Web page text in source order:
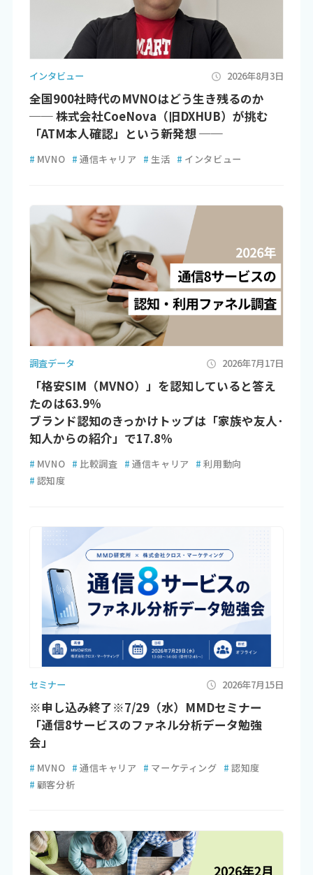
インタビュー 2026年8月3日
全国900社時代のMVNOはどう生き残るのか
── 株式会社CoeNova（旧DXHUB）が挑む
「ATM本人確認」という新発想 ──
# MVNO # 通信キャリア # 生活 # インタビュー
調査データ 2026年7月17日
「格安SIM（MVNO）」を認知していると答え
たのは63.9％
ブランド認知のきっかけトップは「家族や友人･
知人からの紹介」で17.8％
# MVNO # 比較調査 # 通信キャリア # 利用動向
# 認知度
セミナー 2026年7月15日
※申し込み終了※7/29（水）MMDセミナー
「通信8サービスのファネル分析データ勉強
会」
# MVNO # 通信キャリア # マーケティング # 認知度
# 顧客分析